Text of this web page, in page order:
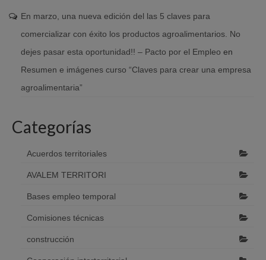
En marzo, una nueva edición del las 5 claves para
comercializar con éxito los productos agroalimentarios. No
dejes pasar esta oportunidad!! – Pacto por el Empleo en
Resumen e imágenes curso “Claves para crear una empresa
agroalimentaria”
Categorías
Acuerdos territoriales
AVALEM TERRITORI
Bases empleo temporal
Comisiones técnicas
construcción